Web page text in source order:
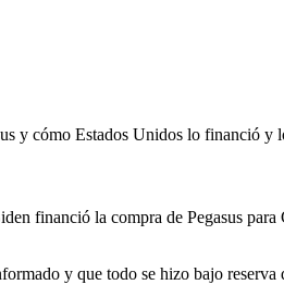
y cómo Estados Unidos lo financió y
financió la compra de Pegasus
y que todo se hizo bajo